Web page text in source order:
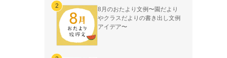
8月のおたより文例〜園だより
やクラスだよりの書き出し文例
アイデア〜